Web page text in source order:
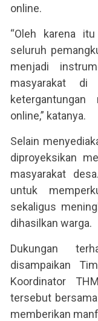
online.
“Oleh karena
seluruh
menjadi
masyarakat di
ketergantungan
online,” katanya.
Selain
diproyeksikan
masyarakat
untuk
sekaligus
dihasilkan warga.
Dukungan
disampaikan
Koordinator
tersebut
memberikan